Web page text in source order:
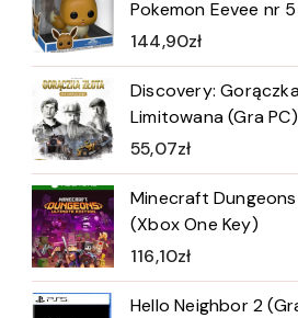
Pokemon Eevee nr
144,90zł
Discovery:
Limitowana (Gra PC)
55,07zł
Minecraft
(Xbox One Key)
116,10zł
Hello Neighbor 2